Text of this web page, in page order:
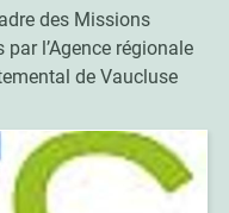
des Missions
par l’Agence régionale
de Vaucluse